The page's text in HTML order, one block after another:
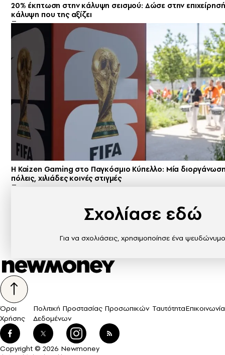
20% έκπτωση στην κάλυψη σεισμού: Δώσε στην
κάλυψη που της αξίζει
H Kaizen Gaming στο Παγκόσμιο Kύπελλο: Μία
πόλεις, χιλιάδες κοινές στιγμές
Σχολίασε εδώ
Για να σχολιάσεις, χρησιμοποίησε ένα
Όροι
Χρήσης
Πολιτική Προστασίας Προσωπικών
Δεδομένων
ΤαυτότηταΕπικοινωνία
Copyright © 2026 Newmoney